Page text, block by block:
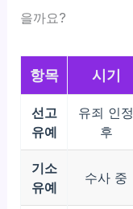
을까요?
항목 시기
선고
유예
유죄 인정
후
기소
유예
수사 중